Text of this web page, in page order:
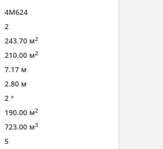
4M624
2
243.70 м2
210.00 м2
7.17 м
2.80 м
2 °
190.00 м2
723.00 м3
5